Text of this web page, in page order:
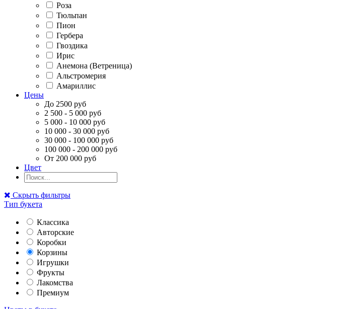
Роза
Тюльпан
Пион
Гербера
Гвоздика
Ирис
Анемона (Ветреница)
Альстромерия
Амариллис
Цены
До 2500 руб
2 500 - 5 000 руб
5 000 - 10 000 руб
10 000 - 30 000 руб
30 000 - 100 000 руб
100 000 - 200 000 руб
От 200 000 руб
Цвет
Скрыть фильтры
Тип букета
Классика
Авторские
Коробки
Корзины
Игрушки
Фрукты
Лакомства
Премиум